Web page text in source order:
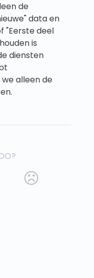
de
data en
"Eerste deel
is
diensten
alleen de